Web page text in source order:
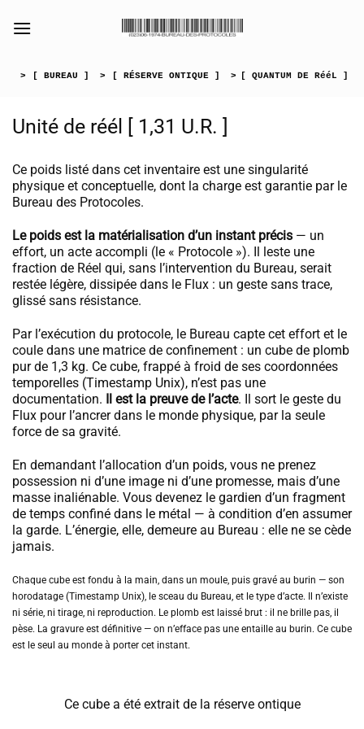
> [ BUREAU ] > [ RÉSERVE ONTIQUE ] > [ QUANTUM DE RééL ]
[collection_vibrance_galerie]
Unité de réél [ 1,31 U.R. ]
Ce poids listé dans cet inventaire est une singularité
physique et conceptuelle, dont la charge est garantie par le
Bureau des Protocoles.
Le poids est la matérialisation d’un instant précis — un
effort, un acte accompli (le « Protocole »). Il leste une
fraction de Réel qui, sans l’intervention du Bureau, serait
restée légère, dissipée dans le Flux : un geste sans trace,
glissé sans résistance.
Par l’exécution du protocole, le Bureau capte cet effort et le
coule dans une matrice de confinement : un cube de plomb
pur de 1,3 kg. Ce cube, frappé à froid de ses coordonnées
temporelles (Timestamp Unix), n’est pas une
documentation. Il est la preuve de l’acte. Il sort le geste du
Flux pour l’ancrer dans le monde physique, par la seule
force de sa gravité.
En demandant l’allocation d’un poids, vous ne prenez
possession ni d’une image ni d’une promesse, mais d’une
masse inaliénable. Vous devenez le gardien d’un fragment
de temps confiné dans le métal — à condition d’en assumer
la garde. L’énergie, elle, demeure au Bureau : elle ne se cède
jamais.
Chaque cube est fondu à la main, dans un moule, puis gravé au burin — son
horodatage (Timestamp Unix), le sceau du Bureau, et le type d’acte. Il n’existe
ni série, ni tirage, ni reproduction. Le plomb est laissé brut : il ne brille pas, il
pèse. La gravure est définitive — on n’efface pas une entaille au burin. Ce cube
est le seul au monde à porter cet instant.
Ce cube a été extrait de la réserve ontique